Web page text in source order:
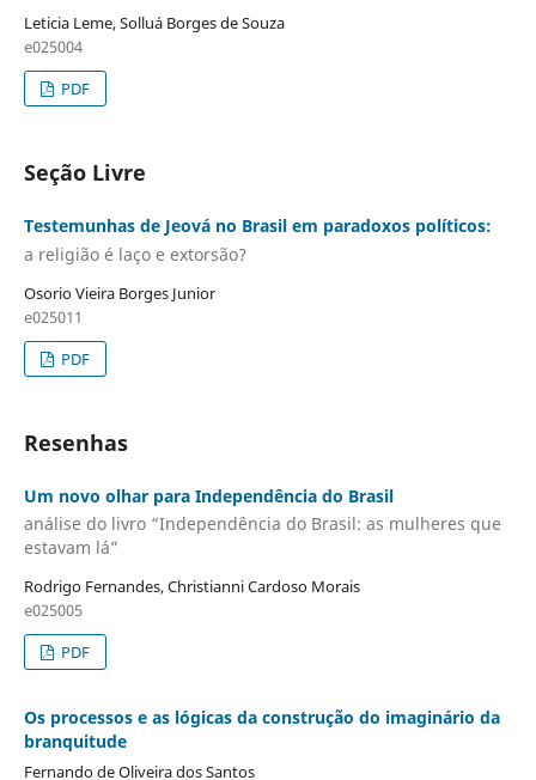
Leticia Leme, Solluá Borges de Souza
e025004
PDF
Seção Livre
Testemunhas de Jeová no Brasil em paradoxos políticos:
a religião é laço e extorsão?
Osorio Vieira Borges Junior
e025011
PDF
Resenhas
Um novo olhar para Independência do Brasil
análise do livro “Independência do Brasil: as mulheres que
estavam lá”
Rodrigo Fernandes, Christianni Cardoso Morais
e025005
PDF
Os processos e as lógicas da construção do imaginário da
branquitude
Fernando de Oliveira dos Santos